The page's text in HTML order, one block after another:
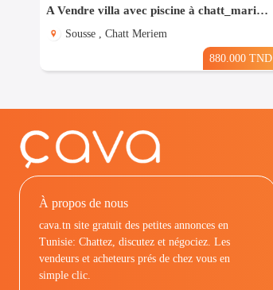
A Vendre villa avec piscine à chatt_mariem pré résidence Costa
Sousse , Chatt Meriem
880.000 TND
À propos de nous
cava.tn site gratuit des petites annonces en
Tunisie: Chattez, discutez et négociez. Les
vendeurs et acheteurs prés de chez vous en
simple clic.